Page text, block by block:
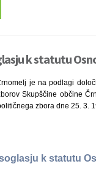
k statutu
je na podlagi
Skupščine občine
zbora dne 25. 3.
k statutu